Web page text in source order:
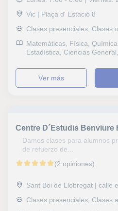
Vic | Plaça d' Estació 8
Clases presenciales, Clases
Matemáticas, Física,
Estadística, Ciencias
Bioquímica, Genética,
Historia, Filosofía, Lengua
y Griego, Otras letras,
Matemáticas aplicadas,
Economía, Contabilidad,
financiera
ver más
Centre D´Estudis Benviure
Damos clases para alumnos
de refuerzo de...
(2 opiniones)
Clases presenciales, Clases